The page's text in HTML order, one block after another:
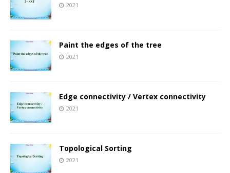
2021
Paint the edges of the tree
2021
Edge connectivity / Vertex connectivity
2021
Topological Sorting
2021